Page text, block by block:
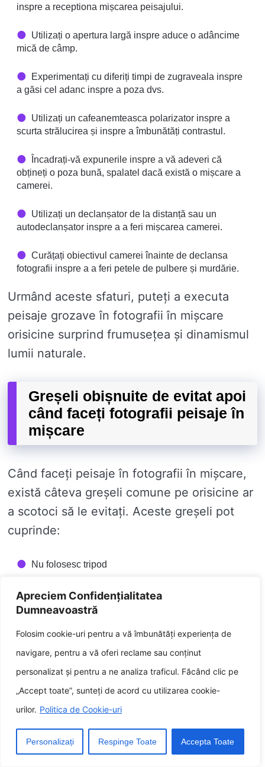
Apreciem Confidențialitatea
Dumneavoastră
Folosim cookie-uri pentru a vă îmbunătăți experiența de
navigare, pentru a vă oferi reclame sau conținut
personalizat și pentru a ne analiza traficul. Făcând clic pe
„Accept toate”, sunteți de acord cu utilizarea cookie-
urilor. Politica de Cookie-uri
Personalizați Respinge Toate Accepta Toate
inspre a receptiona mișcarea peisajului.
Utilizați o apertura largă inspre aduce o adâncime
mică de câmp.
Experimentați cu diferiți timpi de zugraveala inspre
a găsi cel adanc inspre a poza dvs.
Utilizați un cafeanemteasca polarizator inspre a
scurta strălucirea și inspre a îmbunătăți contrastul.
Încadrați-vă expunerile inspre a vă adeveri că
obțineți o poza bună, spalatel dacă există o mișcare a
camerei.
Utilizați un declanșator de la distanță sau un
autodeclanșator inspre a a feri mișcarea camerei.
Curățați obiectivul camerei înainte de declansa
fotografii inspre a a feri petele de pulbere și murdărie.
Urmând aceste sfaturi, puteți a executa
peisaje grozave în fotografii în mișcare
orisicine surprind frumusețea și dinamismul
lumii naturale.
Greșeli obișnuite de evitat apoi
când faceți fotografii peisaje în
mișcare
Când faceți peisaje în fotografii în mișcare,
există câteva greșeli comune pe orisicine ar
a scotoci să le evitați. Aceste greșeli pot
cuprinde:
Nu folosesc tripod
Nu utilizați o viteză ascutit a obturatorului
Nu se rotește lin
Nu fotografiați la momentul regulat al zilei
Evitând aceste greșeli obișnuite, puteți
îmbunătăți calitatea peisajelor dvs. în
fotografiile în mișcare și puteți inhata